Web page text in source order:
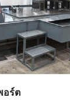
อร์ต